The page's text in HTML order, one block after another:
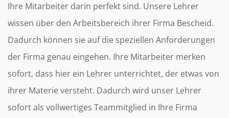
Ihre Mitarbeiter darin perfekt sind. Unsere Lehrer
wissen über den Arbeitsbereich ihrer Firma Bescheid.
Dadurch können sie auf die speziellen Anforderungen
der Firma genau eingehen. Ihre Mitarbeiter merken
sofort, dass hier ein Lehrer unterrichtet, der etwas von
ihrer Materie versteht. Dadurch wird unser Lehrer
sofort als vollwertiges Teammitglied in Ihre Firma